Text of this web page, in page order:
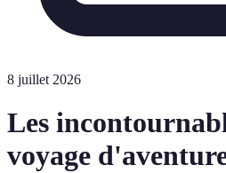
8 juillet 2026
Les
voyage